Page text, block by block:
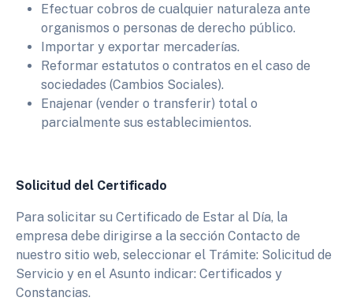
Efectuar cobros de cualquier naturaleza ante
organismos o personas de derecho público.
Importar y exportar mercaderías.
Reformar estatutos o contratos en el caso de
sociedades (Cambios Sociales).
Enajenar (vender o transferir) total o
parcialmente sus establecimientos.
Solicitud del Certificado
Para solicitar su Certificado de Estar al Día, la
empresa debe dirigirse a la sección Contacto de
nuestro sitio web, seleccionar el Trámite: Solicitud de
Servicio y en el Asunto indicar: Certificados y
Constancias.